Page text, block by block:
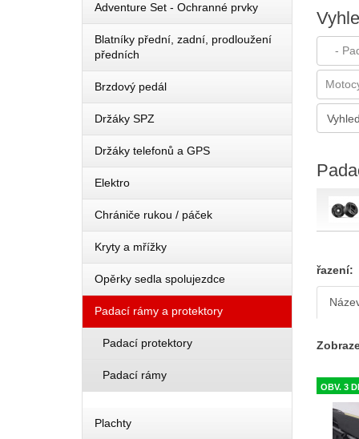
řazení:
OBV. 3
Adventure Set - Ochranné prvky
Blatníky přední, zadní, prodloužení
předních
Brzdový pedál
Držáky SPZ
Držáky telefonů a GPS
Elektro
Chrániče rukou / páček
Kryty a mřížky
Opěrky sedla spolujezdce
Padací rámy a protektory
Padací protektory
Padací rámy
Plachty